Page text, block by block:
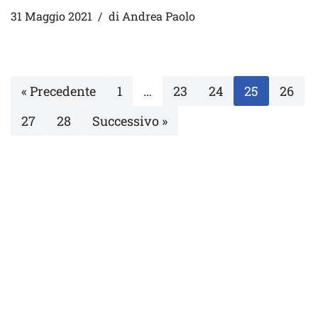
31 Maggio 2021 diAndrea Paolo
« Precedente 1 … 23 24 25
26
27
28 Successivo »